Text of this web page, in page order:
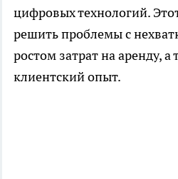
цифровых технологий.
решить проблемы с
ростом затрат на аренду,
клиентский опыт.